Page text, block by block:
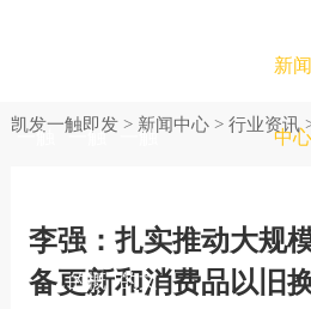
一触 一触
的概
一触
的文
新闻
中心
凯发一触即发> 新闻中心> 行业资讯
李强：扎实推动大规
备更新和消费品以旧